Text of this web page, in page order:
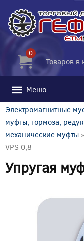
0
Товаров в
Меню
Электромагнитные
муфты, тормоза,
механические муфты »
VPS 0,8
Упругая